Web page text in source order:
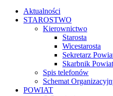
Wicestarosta
Sekretarz
Skarbnik Powiatu
Spis telefonów
Schemat
O Powiecie
Historia